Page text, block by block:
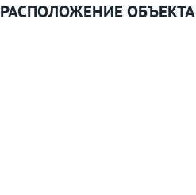
РАСПОЛОЖЕНИЕ ОБЪЕКТА